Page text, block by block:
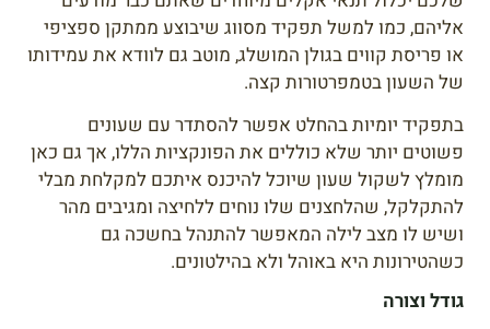
אליהם, כמו למשל תפקיד מסווג שיבוצע ממתקן ספציפי
או פריסת קווים בגולן המושלג, מוטב גם לוודא את עמידותו
של השעון בטמפרטורות קצה.
בתפקיד יומיות בהחלט אפשר להסתדר עם שעונים
פשוטים יותר שלא כוללים את הפונקציות הללו, אך גם כאן
מומלץ לשקול שעון שיוכל להיכנס איתכם למקלחת מבלי
להתקלקל, שהלחצנים שלו נוחים ללחיצה ומגיבים מהר
ושיש לו מצב לילה המאפשר להתנהל בחשכה גם
כשהטירונות היא באוהל ולא בהילטונים.
גודל וצורה